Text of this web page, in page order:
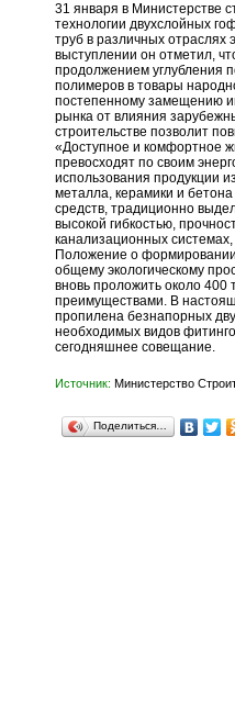
31 января в Министерстве
технологии двухслойных
труб в различных отраслях
выступлении он отметил,
продолжением углубления
полимеров в товары
постепенному замещению
рынка от влияния
строительстве позволит
«Доступное и комфортное
превосходят по своим
использования продукции
металла, керамики и бетона
средств, традиционно
высокой гибкостью,
канализационных
Положение о
общему экологическому
вновь проложить около 400
преимуществами. В
пропилена безнапорных
необходимых видов
сегодняшнее совещание.
Источник: Министерство
Поделиться…